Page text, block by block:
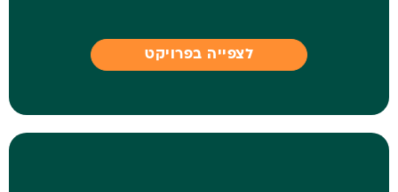
לצפייה בפרויקט